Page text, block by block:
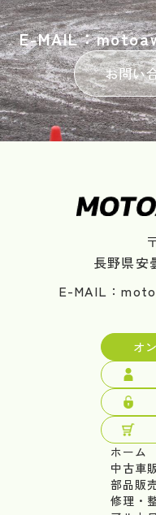
E-MAIL：
お問い
長野県安
E-MAIL：
ホーム
中古車
部品販
修理・
オ